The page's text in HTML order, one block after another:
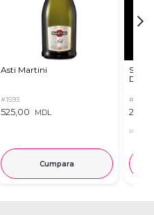
Asti Martini
#1593
525,00 MDL
Cumpara
Dulce
#2516
Pret in